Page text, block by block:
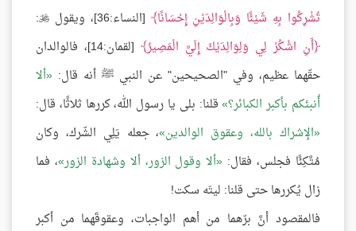
تُشْرِكُوا بِهِ شَيْئًا وَبِالْوَالِدَيْنِ إِحْسَانًا [النساء:36]، ويقول 
:
أَنِ اشْكُرْ لِي وَلِوَالِدَيْكَ إِلَيَّ الْمَصِيرُ
[لقمان:14]، فالوالدان
حقّهما عظيم، وفي "الصحيحين" عن النبي ﷺ أنه قال: ألا
أُنبئكم بأكبر الكبائر؟ قلنا: بلى يا رسول الله، كررها ثلاثًا، قال:
الإشراك بالله، وعقوق الوالدين ، جعله يَلِي الشّرك، وكان
مُتَّكِئًا فجلس، فقال: ألا وقول الزور، ألا وشهادة الزور ، فما
زال يُكررها حتى قلنا: ليتَه سكت!
فالمقصود أنَّ برّهما من أهم الواجبات، وعقوقَهما من أكبر